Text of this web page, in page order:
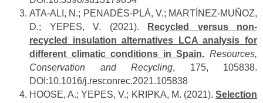
ATA-ALI, N.; PENADÉS-PLÀ, V.; MARTÍNEZ-MUÑOZ,
D.; YEPES, V. (2021).
Recycled versus non-
recycled insulation alternatives LCA analysis for
different climatic conditions in Spain. Resources,
Conservation and Recycling, 175, 105838.
DOI:10.1016/j.resconrec.2021.105838
HOOSE, A.; YEPES, V.; KRIPKA, M. (2021). Selection